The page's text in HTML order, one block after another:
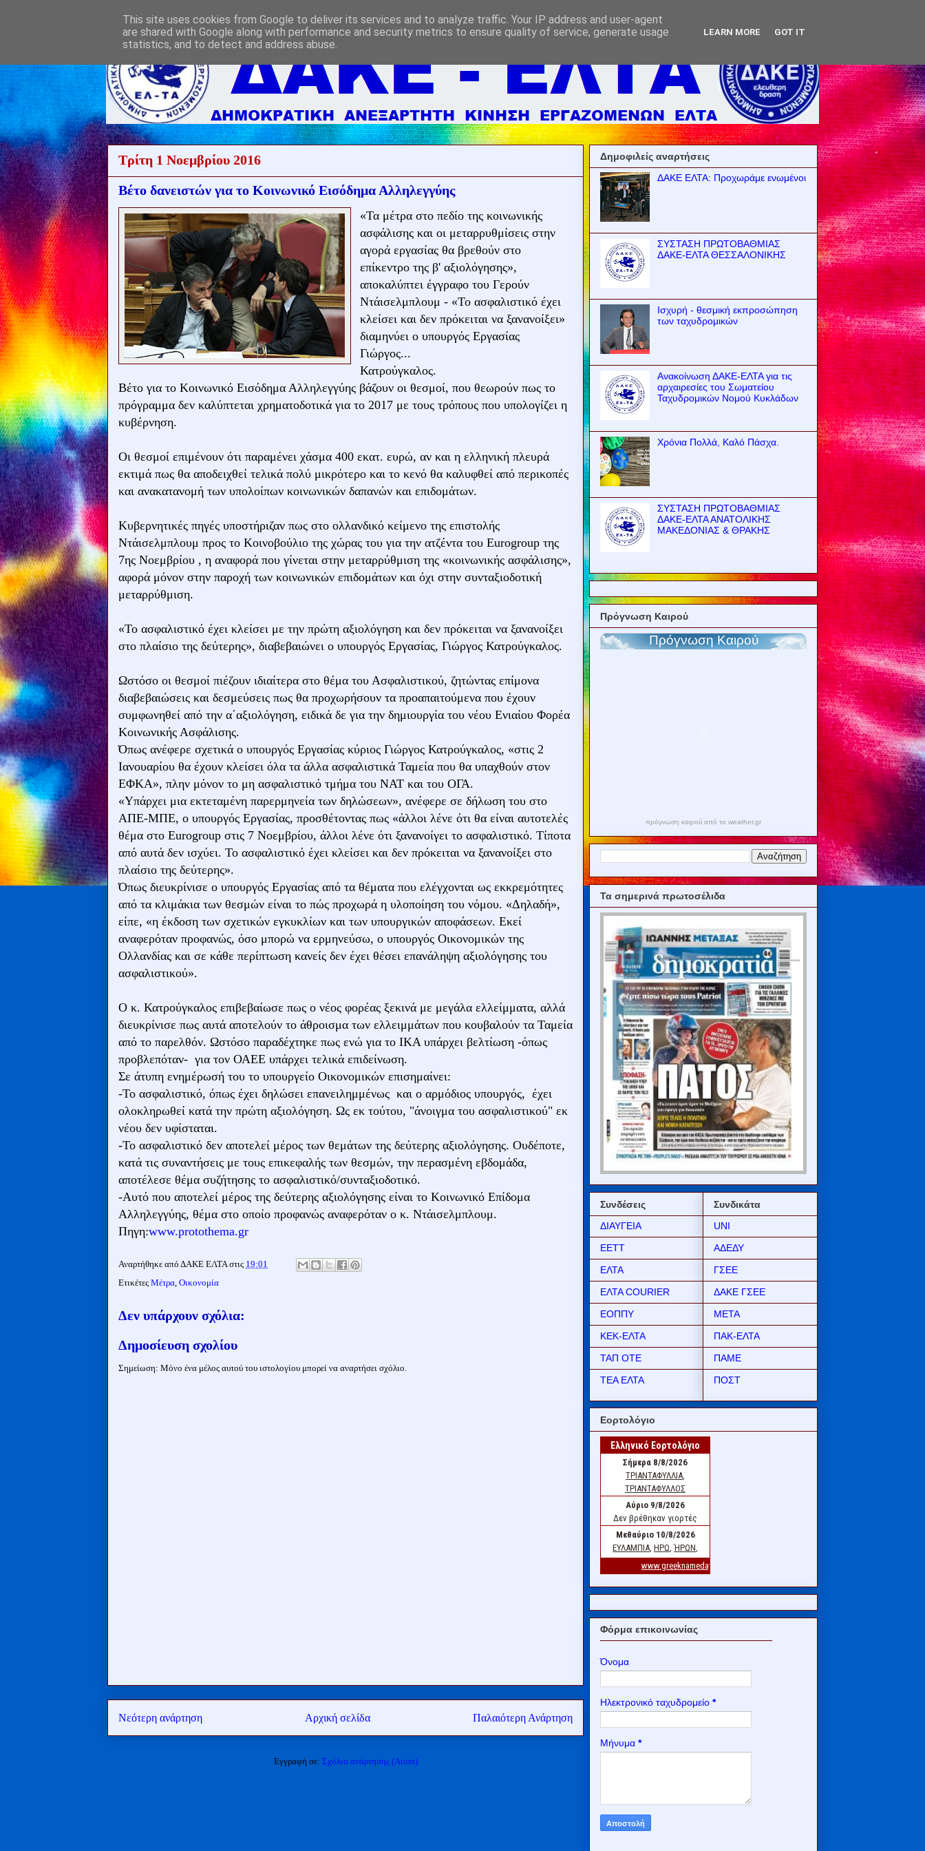
Τρίτη 1 Νοεμβρίου 2016
Βέτο δανειστών για το Κοινωνικό Εισόδημα Αλληλεγγύης
«Τα μέτρα στο πεδίο της κοινωνικής
ασφάλισης και οι μεταρρυθμίσεις στην
αγορά εργασίας θα βρεθούν στο
επίκεντρο της β' αξιολόγησης»,
αποκαλύπτει έγγραφο του Γερούν
Ντάισελμπλουμ - «Το ασφαλιστικό έχει
κλείσει και δεν πρόκειται να ξανανοίξει»
διαμηνύει ο υπουργός Εργασίας
Γιώργος...
Κατρούγκαλος.
Βέτο για το Κοινωνικό Εισόδημα Αλληλεγγύης βάζουν οι θεσμοί, που θεωρούν πως το
πρόγραμμα δεν καλύπτεται χρηματοδοτικά για το 2017 με τους τρόπους που υπολογίζει η
κυβέρνηση.
Οι θεσμοί επιμένουν ότι παραμένει χάσμα 400 εκατ. ευρώ, αν και η ελληνική πλευρά
εκτιμά πως θα αποδειχθεί τελικά πολύ μικρότερο και το κενό θα καλυφθεί από περικοπές
και ανακατανομή των υπολοίπων κοινωνικών δαπανών και επιδομάτων.
Κυβερνητικές πηγές υποστήριζαν πως στο ολλανδικό κείμενο της επιστολής
Ντάισελμπλουμ προς το Κοινοβούλιο της χώρας του για την ατζέντα του Eurogroup της
7ης Νοεμβρίου , η αναφορά που γίνεται στην μεταρρύθμιση της «κοινωνικής ασφάλισης»,
αφορά μόνον στην παροχή των κοινωνικών επιδομάτων και όχι στην συνταξιοδοτική
μεταρρύθμιση.
«Το ασφαλιστικό έχει κλείσει με την πρώτη αξιολόγηση και δεν πρόκειται να ξανανοίξει
στο πλαίσιο της δεύτερης», διαβεβαιώνει ο υπουργός Εργασίας, Γιώργος Κατρούγκαλος.
Ωστόσο οι θεσμοί πιέζουν ιδιαίτερα στο θέμα του Ασφαλιστικού, ζητώντας επίμονα
διαβεβαιώσεις και δεσμεύσεις πως θα προχωρήσουν τα προαπαιτούμενα που έχουν
συμφωνηθεί από την α΄αξιολόγηση, ειδικά δε για την δημιουργία του νέου Ενιαίου Φορέα
Κοινωνικής Ασφάλισης.
Όπως ανέφερε σχετικά ο υπουργός Εργασίας κύριος Γιώργος Κατρούγκαλος, «στις 2
Ιανουαρίου θα έχουν κλείσει όλα τα άλλα ασφαλιστικά Ταμεία που θα υπαχθούν στον
ΕΦΚΑ», πλην μόνον το μη ασφαλιστικό τμήμα του ΝΑΤ και του ΟΓΑ.
«Υπάρχει μια εκτεταμένη παρερμηνεία των δηλώσεων», ανέφερε σε δήλωση του στο
ΑΠΕ-ΜΠΕ, ο υπουργός Εργασίας, προσθέτοντας πως «άλλοι λένε ότι θα είναι αυτοτελές
θέμα στο Eurogroup στις 7 Νοεμβρίου, άλλοι λένε ότι ξανανοίγει το ασφαλιστικό. Τίποτα
από αυτά δεν ισχύει. Το ασφαλιστικό έχει κλείσει και δεν πρόκειται να ξανανοίξει στο
πλαίσιο της δεύτερης».
Όπως διευκρίνισε ο υπουργός Εργασίας από τα θέματα που ελέγχονται ως εκκρεμότητες
από τα κλιμάκια των θεσμών είναι το πώς προχωρά η υλοποίηση του νόμου. «Δηλαδή»,
είπε, «η έκδοση των σχετικών εγκυκλίων και των υπουργικών αποφάσεων. Εκεί
αναφερόταν προφανώς, όσο μπορώ να ερμηνεύσω, ο υπουργός Οικονομικών της
Ολλανδίας και σε κάθε περίπτωση κανείς δεν έχει θέσει επανάληψη αξιολόγησης του
ασφαλιστικού».
Ο κ. Κατρούγκαλος επιβεβαίωσε πως ο νέος φορέας ξεκινά με μεγάλα ελλείμματα, αλλά
διευκρίνισε πως αυτά αποτελούν το άθροισμα των ελλειμμάτων που κουβαλούν τα Ταμεία
από το παρελθόν. Ωστόσο παραδέχτηκε πως ενώ για το ΙΚΑ υπάρχει βελτίωση -όπως
προβλεπόταν- για τον ΟΑΕΕ υπάρχει τελικά επιδείνωση.
Σε άτυπη ενημέρωσή του το υπουργείο Οικονομικών επισημαίνει:
-Το ασφαλιστικό, όπως έχει δηλώσει επανειλημμένως και ο αρμόδιος υπουργός, έχει
ολοκληρωθεί κατά την πρώτη αξιολόγηση. Ως εκ τούτου, "άνοιγμα του ασφαλιστικού" εκ
νέου δεν υφίσταται.
-Το ασφαλιστικό δεν αποτελεί μέρος των θεμάτων της δεύτερης αξιολόγησης. Ουδέποτε,
κατά τις συναντήσεις με τους επικεφαλής των θεσμών, την περασμένη εβδομάδα,
αποτέλεσε θέμα συζήτησης το ασφαλιστικό/συνταξιοδοτικό.
-Αυτό που αποτελεί μέρος της δεύτερης αξιολόγησης είναι το Κοινωνικό Επίδομα
Αλληλεγγύης, θέμα στο οποίο προφανώς αναφερόταν ο κ. Ντάισελμπλουμ.
Πηγη:www.protothema.gr
Αναρτήθηκε από ΔΑΚΕ ΕΛΤΑ στις 19:01
Ετικέτες Μέτρα, Οικονομία
Δεν υπάρχουν σχόλια:
Δημοσίευση σχολίου
Σημείωση: Μόνο ένα μέλος αυτού του ιστολογίου μπορεί να αναρτήσει σχόλιο.
Νεότερη ανάρτηση Παλαιότερη Ανάρτηση
Αρχική σελίδα
Εγγραφή σε: Σχόλια ανάρτησης (Atom)
Δημοφιλείς αναρτήσεις
ΔΑΚΕ ΕΛΤΑ: Προχωράμε ενωμένοι
ΣΥΣΤΑΣΗ ΠΡΩΤΟΒΑΘΜΙΑΣ
ΔΑΚΕ-ΕΛΤΑ ΘΕΣΣΑΛΟΝΙΚΗΣ
Ισχυρή - θεσμική εκπροσώπηση
των ταχυδρομικών
Ανακοίνωση ΔΑΚΕ-ΕΛΤΑ για τις
αρχαιρεσίες του Σωματείου
Ταχυδρομικών Νομού Κυκλάδων
Χρόνια Πολλά, Καλό Πάσχα.
ΣΥΣΤΑΣΗ ΠΡΩΤΟΒΑΘΜΙΑΣ
ΔΑΚΕ-ΕΛΤΑ ΑΝΑΤΟΛΙΚΗΣ
ΜΑΚΕΔΟΝΙΑΣ & ΘΡΑΚΗΣ
Πρόγνωση Καιρού
πρόγνωση καιρού από το weather.gr
Τα σημερινά πρωτοσέλιδα
Συνδέσεις
ΔΙΑΥΓΕΙΑ
ΕΕΤΤ
ΕΛΤΑ
ΕΛΤΑ COURIER
ΕΟΠΠΥ
ΚΕΚ-ΕΛΤΑ
ΤΑΠ ΟΤΕ
ΤΕΑ ΕΛΤΑ
Συνδικάτα
UNI
ΑΔΕΔΥ
ΓΣΕΕ
ΔΑΚΕ ΓΣΕΕ
ΜΕΤΑ
ΠΑΚ-ΕΛΤΑ
ΠΑΜΕ
ΠΟΣΤ
Εορτολόγιο
Φόρμα επικοινωνίας
Όνομα
Ηλεκτρονικό ταχυδρομείο *
Μήνυμα *
This site uses cookies from Google to deliver its services and to analyze traffic. Your IP address and user-agent
are shared with Google along with performance and security metrics to ensure quality of service, generate usage
statistics, and to detect and address abuse.
LEARN MORE GOT IT